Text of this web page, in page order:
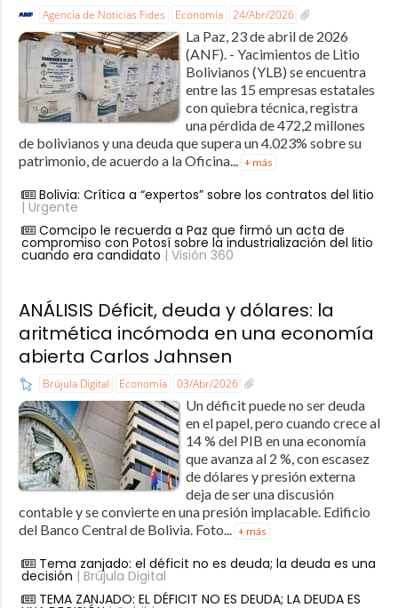
Agencia de Noticias Fides Economía 24/Abr/2026
La Paz, 23 de abril de 2026
(ANF). - Yacimientos de Litio
Bolivianos (YLB) se encuentra
entre las 15 empresas estatales
con quiebra técnica, registra
una pérdida de 472,2 millones
de bolivianos y una deuda que supera un 4.023% sobre su
patrimonio, de acuerdo a la Oficina... + más
Bolivia: Crítica a “expertos” sobre los contratos del litio
| Urgente
Comcipo le recuerda a Paz que firmó un acta de
compromiso con Potosí sobre la industrialización del litio
cuando era candidato | Visión 360
ANÁLISIS Déficit, deuda y dólares: la
aritmética incómoda en una economía
abierta Carlos Jahnsen
Brújula Digital Economía 03/Abr/2026
Un déficit puede no ser deuda
en el papel, pero cuando crece al
14 % del PIB en una economía
que avanza al 2 %, con escasez
de dólares y presión externa
deja de ser una discusión
contable y se convierte en una presión implacable. Edificio
del Banco Central de Bolivia. Foto...
+ más
Tema zanjado: el déficit no es deuda; la deuda es una
decisión | Brújula Digital
TEMA ZANJADO: EL DÉFICIT NO ES DEUDA; LA DEUDA ES